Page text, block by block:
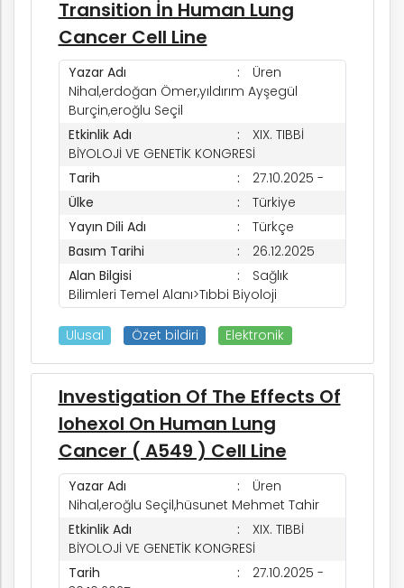
Transition İn Human Lung
Cancer Cell Line
Yazar Adı
Üren
Nihal,erdoğan Ömer,yıldırım Ayşegül
Burçin,eroğlu Seçil
Etkinlik Adı
XIX. TIBBİ
BİYOLOJİ VE GENETİK KONGRESİ
Tarih
27.10.2025 -
Ülke
Türkiye
Yayın Dili Adı
Türkçe
Basım Tarihi
26.12.2025
Alan Bilgisi
Sağlık
Bilimleri Temel Alanı>Tıbbi Biyoloji
Ulusal Özet bildiri Elektronik
Investigation Of The Effects Of
Iohexol On Human Lung
Cancer ( A549 ) Cell Line
Yazar Adı
Üren
Nihal,eroğlu Seçil,hüsunet Mehmet Tahir
Etkinlik Adı
XIX. TIBBİ
BİYOLOJİ VE GENETİK KONGRESİ
Tarih
27.10.2025 -